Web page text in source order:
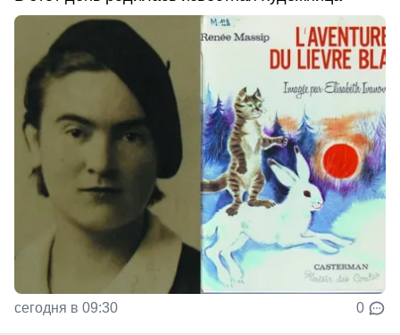
сегодня в 09:30 0